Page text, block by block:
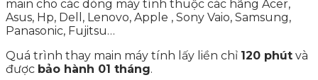
main cho các dòng máy tính thuộc các hãng Acer,
Asus, Hp, Dell, Lenovo, Apple , Sony Vaio, Samsung,
Panasonic, Fujitsu…
Quá trình thay main máy tính lấy liền chỉ 120 phút và
được bảo hành 01 tháng.